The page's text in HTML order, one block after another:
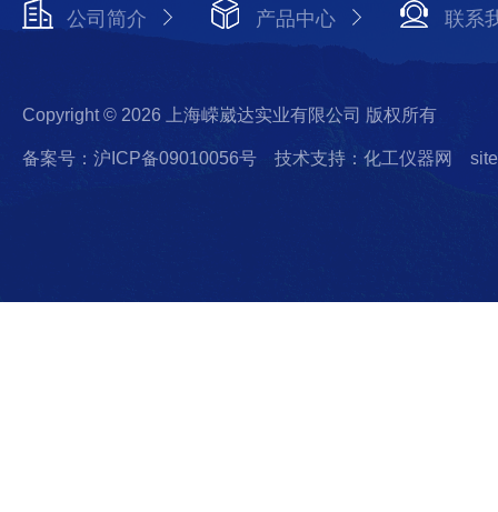
公司简介 产品中心 联系
Copyright © 2026 上海嵘崴达实业有限公司 版权所有
备案号：沪ICP备09010056号 技术支持：化工仪器网